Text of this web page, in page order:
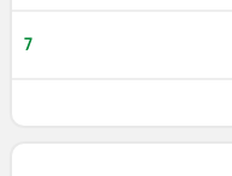
7